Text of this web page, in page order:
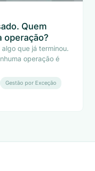
Quem
operação?
que já terminou.
operação é
Gestão por Exceção